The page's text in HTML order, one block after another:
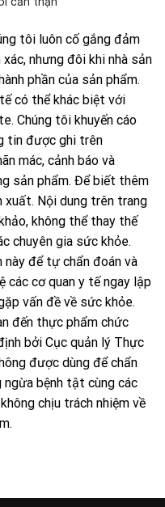
tôi luôn cố gắng đảm
nhưng đôi khi nhà sản
phần của sản phẩm.
có thể khác biệt với
Chúng tôi khuyến cáo
tin được ghi trên
mác, cảnh báo và
sản phẩm. Để biết thêm
xuất. Nội dung trên trang
không thể thay thế
chuyên gia sức khỏe.
để tự chẩn đoán và
các cơ quan y tế ngay lập
vấn đề về sức khỏe.
đến thực phẩm chức
bởi Cục quản lý Thực
được dùng để chẩn
ngừa bệnh tật cùng các
chịu trách nhiệm về